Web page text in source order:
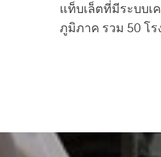
แท็บเล็ตที่มีระบบเ
ภูมิภาค รวม 50 โร